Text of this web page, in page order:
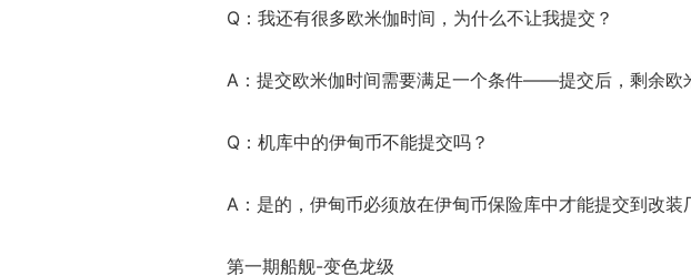
物已经算是最大的妥协；或许这幅板着脸
Q：我还有很多欧米伽时间，为什么不让我提交？
A：提交欧米伽时间需要满足一个条件——提交后，剩余欧
Q：机库中的伊甸币不能提交吗？
A：是的，伊甸币必须放在伊甸币保险库中才能提交到改装
第一期船舰-变色龙级